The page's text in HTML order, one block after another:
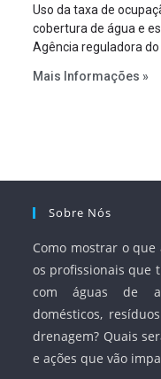
Uso da taxa de
cobertura de água e
Agência reguladora
Mais Informações »
Sobre Nós
Como mostrar o
os profissionais que
com águas de
domésticos,
drenagem? Quais
e ações que vão